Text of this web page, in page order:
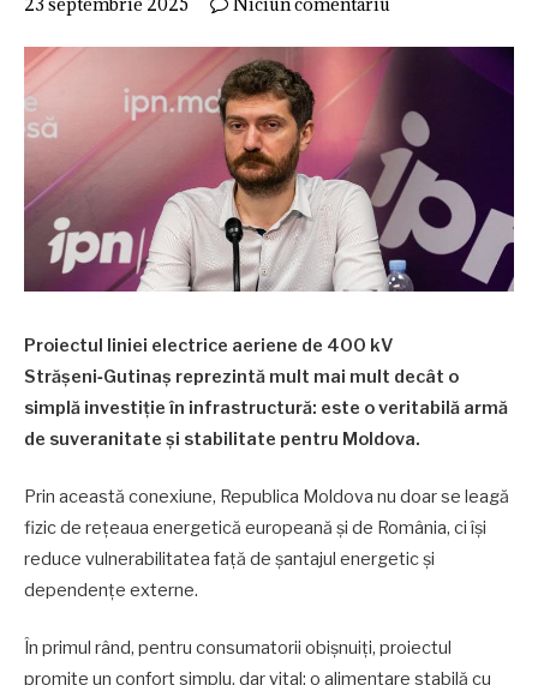
Proiectul liniei electrice aeriene de 400 kV
Strășeni‑Gutinaș reprezintă mult mai mult decât o
simplă investiție în infrastructură: este o veritabilă armă
de suveranitate și stabilitate pentru Moldova.
Prin această conexiune, Republica Moldova nu doar se leagă
fizic de rețeaua energetică europeană și de România, ci îşi
reduce vulnerabilitatea față de șantajul energetic și
dependențe externe.
În primul rând, pentru consumatorii obișnuiți, proiectul
promite un confort simplu, dar vital: o alimentare stabilă cu